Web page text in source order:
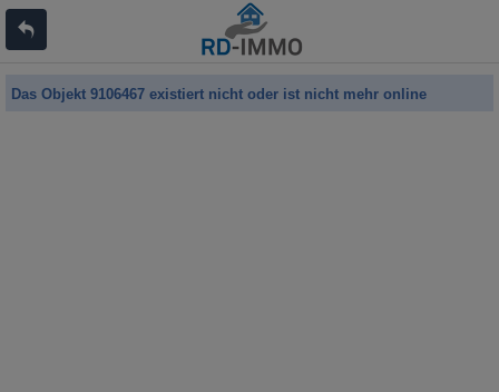
Das Objekt 9106467 existiert nicht oder ist nicht mehr online